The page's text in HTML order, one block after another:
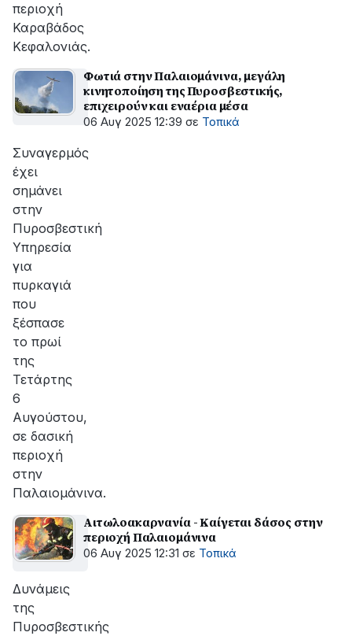
περιοχή
Καραβάδος
Κεφαλονιάς.
Φωτιά στην Παλαιομάνινα, μεγάλη
κινητοποίηση της Πυροσβεστικής,
επιχειρούν και εναέρια μέσα
06 Αυγ 2025 12:39 σε Τοπικά
Συναγερμός
έχει
σημάνει
στην
Πυροσβεστική
Υπηρεσία
για
πυρκαγιά
που
ξέσπασε
το πρωί
της
Τετάρτης
6
Αυγούστου,
σε δασική
περιοχή
στην
Παλαιομάνινα.
Αιτωλοακαρνανία - Καίγεται δάσος στην
περιοχή Παλαιομάνινα
06 Αυγ 2025 12:31 σε Τοπικά
Δυνάμεις
της
Πυροσβεστικής